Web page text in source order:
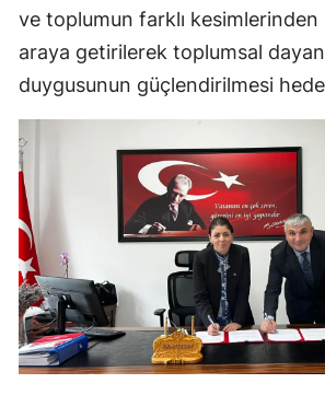
ve toplumun farklı
araya getirilerek toplumsal
duygusunun güçlendirilmesi